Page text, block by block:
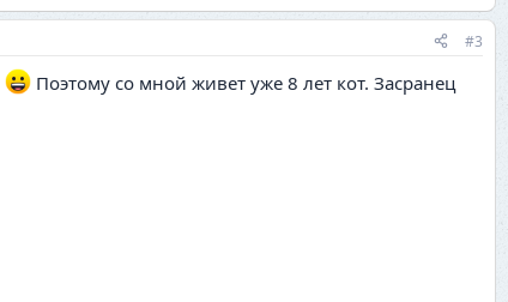
#3
Поэтому со мной живет уже 8 лет кот. Засранец